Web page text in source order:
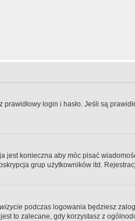
login i hasło. Jeśli są
jest konieczna aby móc pisać
grup użytkowników itd.
podczas logowania będziesz
to zalecane, gdy korzystasz z